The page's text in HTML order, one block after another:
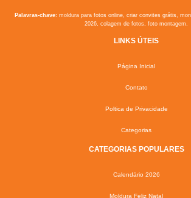
Palavras-chave:moldura para fotos online, criar convites grátis,
2026, colagem de fotos, foto montagem.
LINKS ÚTEIS
Página Inicial
Contato
Poltica de Privacidade
Categorias
CATEGORIAS POPULARES
Calendário 2026
Moldura Feliz Natal